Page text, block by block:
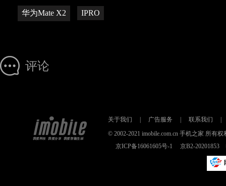
华为Mate X2 IPRO
评论
关于我们 广告服务 联系我们
© 2002-2021 imobile.com.cn 手机之家 所有
京ICP备16061605号-1
京B2-20201853